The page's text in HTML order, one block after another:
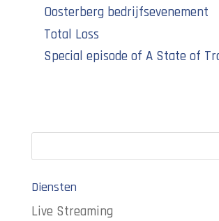
Oosterberg bedrijfsevenement
Total Loss
Special episode of A State of
Diensten
Live Streaming